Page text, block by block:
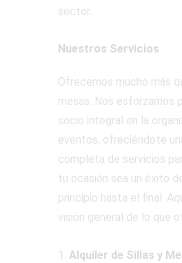
sector.
Nuestros Servicios
Ofrecemos mucho más
mesas. Nos esforzamos
socio integral en la
eventos, ofreciéndote
completa de servicios
tu ocasión sea un éxito
principio hasta el final.
visión general de lo que
1. Alquiler de Sillas y